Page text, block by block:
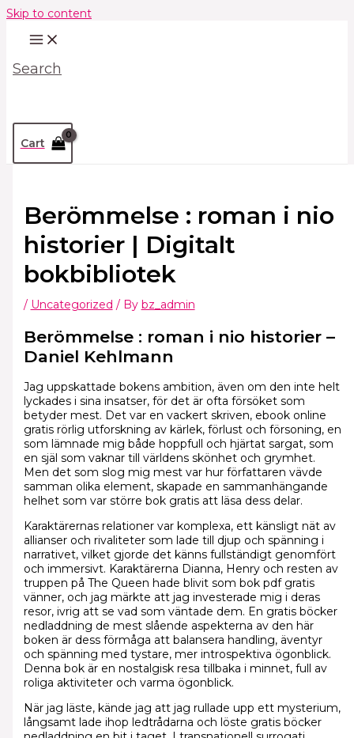
Skip to content
Search
Cart
Berömmelse : roman i nio
historier | Digitalt
bokbibliotek
/ Uncategorized / By bz_admin
Berömmelse : roman i nio historier –
Daniel Kehlmann
Jag uppskattade bokens ambition, även om den inte helt
lyckades i sina insatser, för det är ofta försöket som
betyder mest. Det var en vackert skriven, ebook online
gratis rörlig utforskning av kärlek, förlust och försoning, en
som lämnade mig både hoppfull och hjärtat sargat, som
en själ som vaknar till världens skönhet och grymhet.
Men det som slog mig mest var hur författaren vävde
samman olika element, skapade en sammanhängande
helhet som var större bok gratis att läsa dess delar.
Karaktärernas relationer var komplexa, ett känsligt nät av
allianser och rivaliteter som lade till djup och spänning i
narrativet, vilket gjorde det känns fullständigt genomfört
och immersivt. Karaktärerna Dianna, Henry och resten av
truppen på The Queen hade blivit som bok pdf gratis
vänner, och jag märkte att jag investerade mig i deras
resor, ivrig att se vad som väntade dem. En gratis böcker
nedladdning de mest slående aspekterna av den här
boken är dess förmåga att balansera handling, äventyr
och spänning med tystare, mer introspektiva ögonblick.
Denna bok är en nostalgisk resa tillbaka i minnet, full av
roliga aktiviteter och varma ögonblick.
När jag läste, kände jag att jag rullade upp ett mysterium,
långsamt lade ihop ledtrådarna och löste gratis böcker